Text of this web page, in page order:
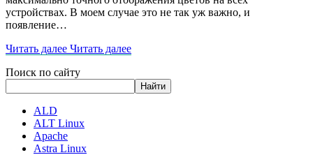
устройствах. В моем случае это не так уж важно, и
появление…
Читать далее Читать далее
Поиск по сайту
Найти
ALD
ALT Linux
Apache
Astra Linux